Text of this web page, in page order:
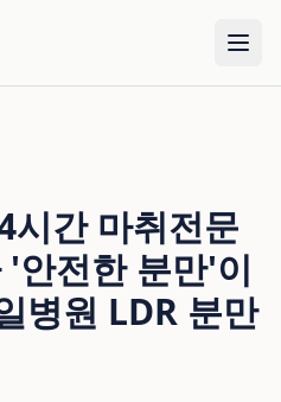
시간 마취전문
안전한 분만'이
병원 LDR 분만